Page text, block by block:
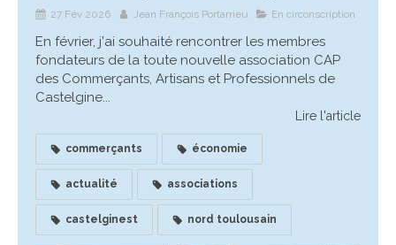
27 Fév 2026 Jean François Portarrieu En circonscription
En février, j'ai souhaité rencontrer les membres
fondateurs de la toute nouvelle association CAP
des Commerçants, Artisans et Professionnels de
Castelgine...
Lire l'article
commerçants économie
actualité associations
castelginest nord toulousain